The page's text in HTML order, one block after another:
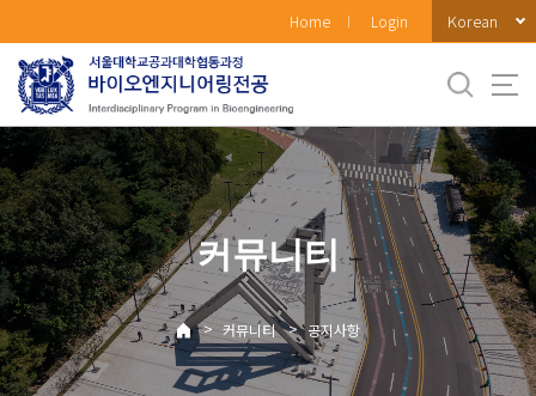
로
메
뉴
Home Login Korean
커뮤니티
> 커뮤니티 > 공지사항